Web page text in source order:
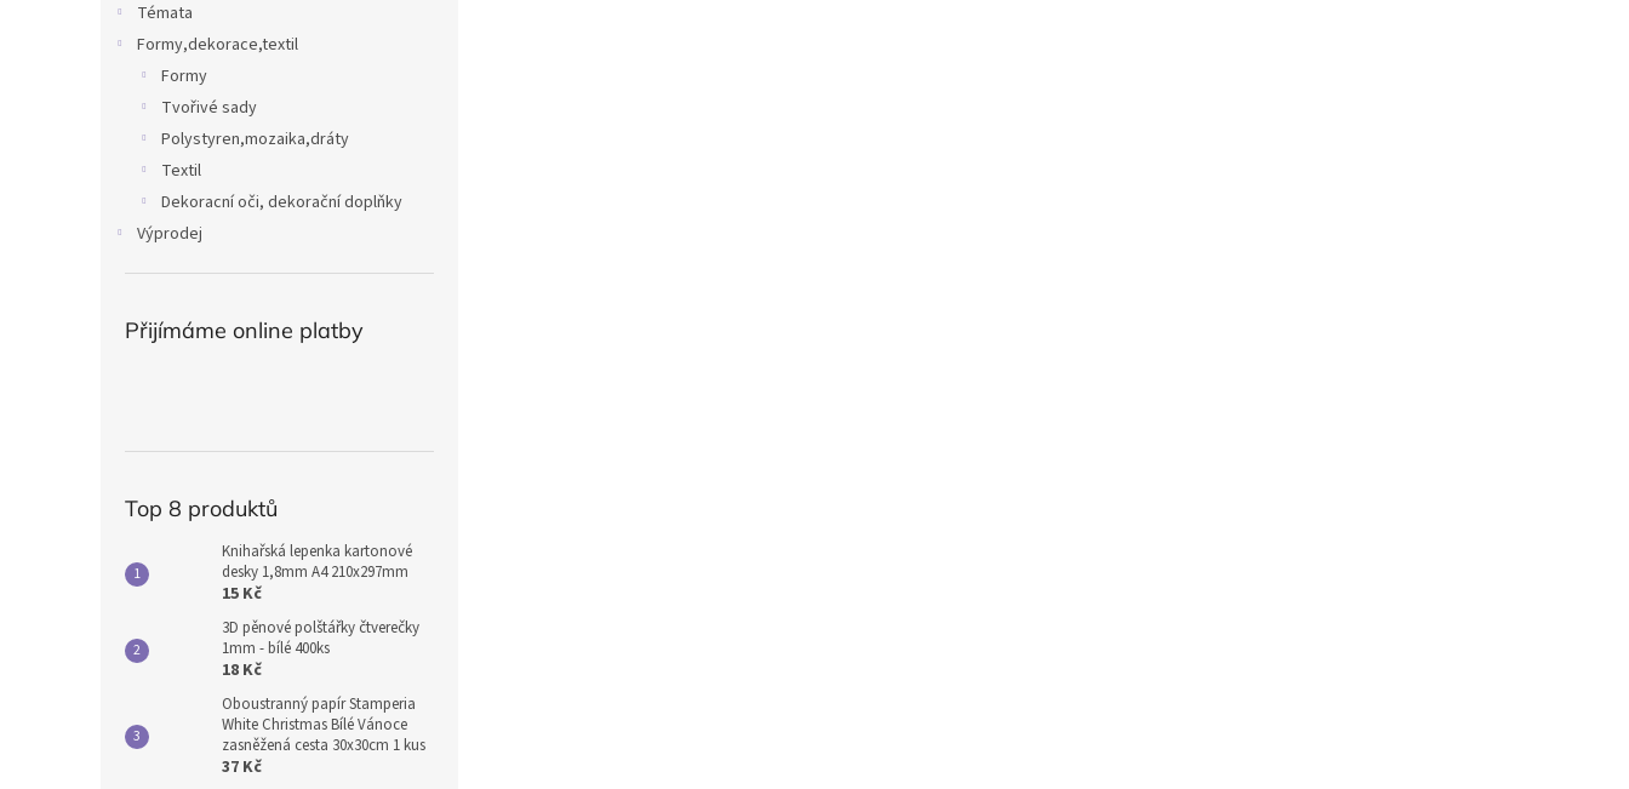
Témata
Formy,dekorace,textil
Formy
Tvořivé sady
Polystyren,mozaika,dráty
Textil
Dekoracní oči, dekorační doplňky
Výprodej
Přijímáme online platby
Top 8 produktů
Knihařská lepenka kartonové
desky 1,8mm A4 210x297mm
15 Kč
3D pěnové polštářky čtverečky
1mm - bílé 400ks
18 Kč
Oboustranný papír Stamperia
White Christmas Bílé Vánoce
zasněžená cesta 30x30cm 1 kus
37 Kč